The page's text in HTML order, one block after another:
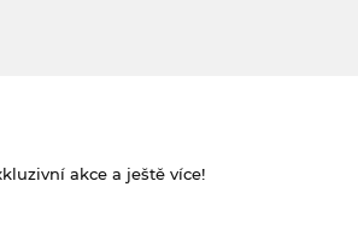
akce a ještě více!